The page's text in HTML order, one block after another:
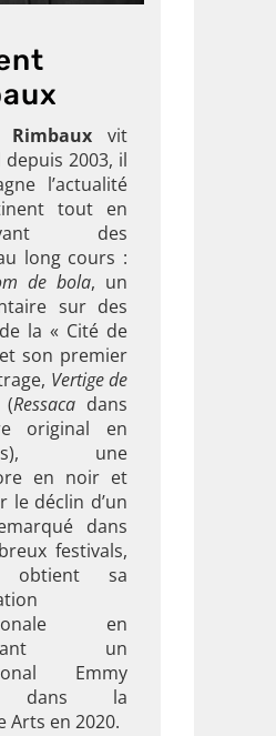
Rimbauxvit
depuis 2003, il
l’actualité
tout en
des
long cours :
de bola, un
sur des
la « Cité de
son premier
Vertige de
Ressaca dans
original en
une
en noir et
le déclin d’un
dans
festivals,
obtient sa
en
un
Emmy
dans la
Arts en 2020.